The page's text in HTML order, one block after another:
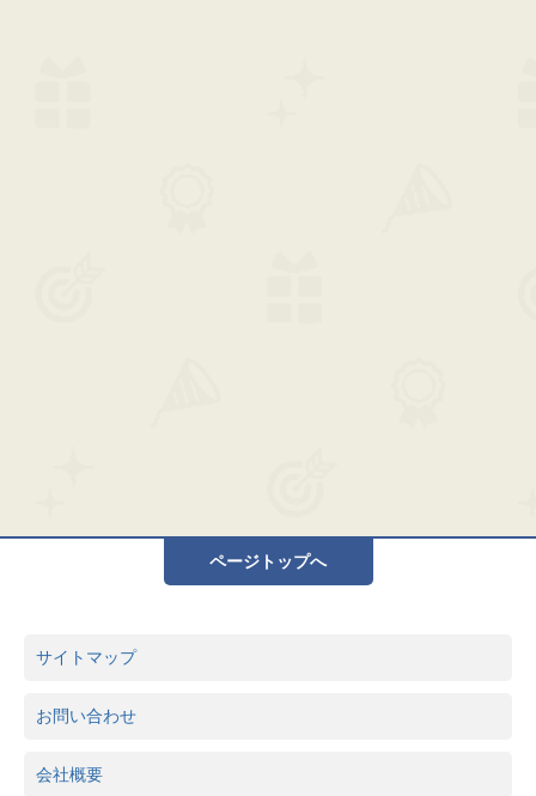
ページトップへ
サイトマップ
お問い合わせ
会社概要